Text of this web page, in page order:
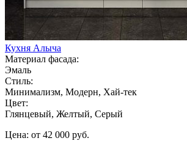
Кухня Алыча
Материал фасада:
Эмаль
Стиль:
Минимализм, Модерн, Хай-тек
Цвет:
Глянцевый, Желтый, Серый
Цена: от 42 000 руб.